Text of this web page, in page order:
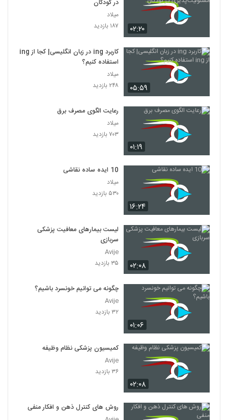
۰۲:۲۰
در کودکان
میلاد
۱۸۷ بازدید
۰۵:۵۹
کاربرد ing در زبان انگلیسی| کجا از ing
استفاده کنیم؟
میلاد
۲۴۸ بازدید
۰۱:۱۹
رعایت الگوی مصرف برق
میلاد
۷۰۳ بازدید
۱۶:۲۴
10 ایده ساده نقاشی
میلاد
۵۳۰ بازدید
۰۲:۰۸
لیست بیمارهای معافیت پزشکی
سربازی
Avije
۳۵ بازدید
۰۱:۰۶
چگونه می توانیم خونسرد باشیم؟
Avije
۳۲ بازدید
۰۲:۰۸
کمیسیون پزشکی نظام وظیفه
Avije
۳۶ بازدید
روش های کنترل ذهن و افکار منفی